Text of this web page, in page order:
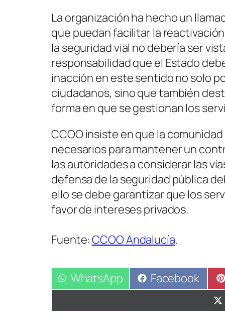
La organización ha hecho un
que puedan facilitar la
la seguridad vial no debería ser
responsabilidad que el Estado
inacción en este sentido no solo
ciudadanos, sino que también
forma en que se gestionan los
CCOO insiste en que la
necesarios para mantener un
las autoridades a considerar las
defensa de la seguridad pública
ello se debe garantizar que los
favor de intereses privados.
Fuente:CCOO Andalucía.
Compartir
en
WhatsApp Compartir
en
Facebook